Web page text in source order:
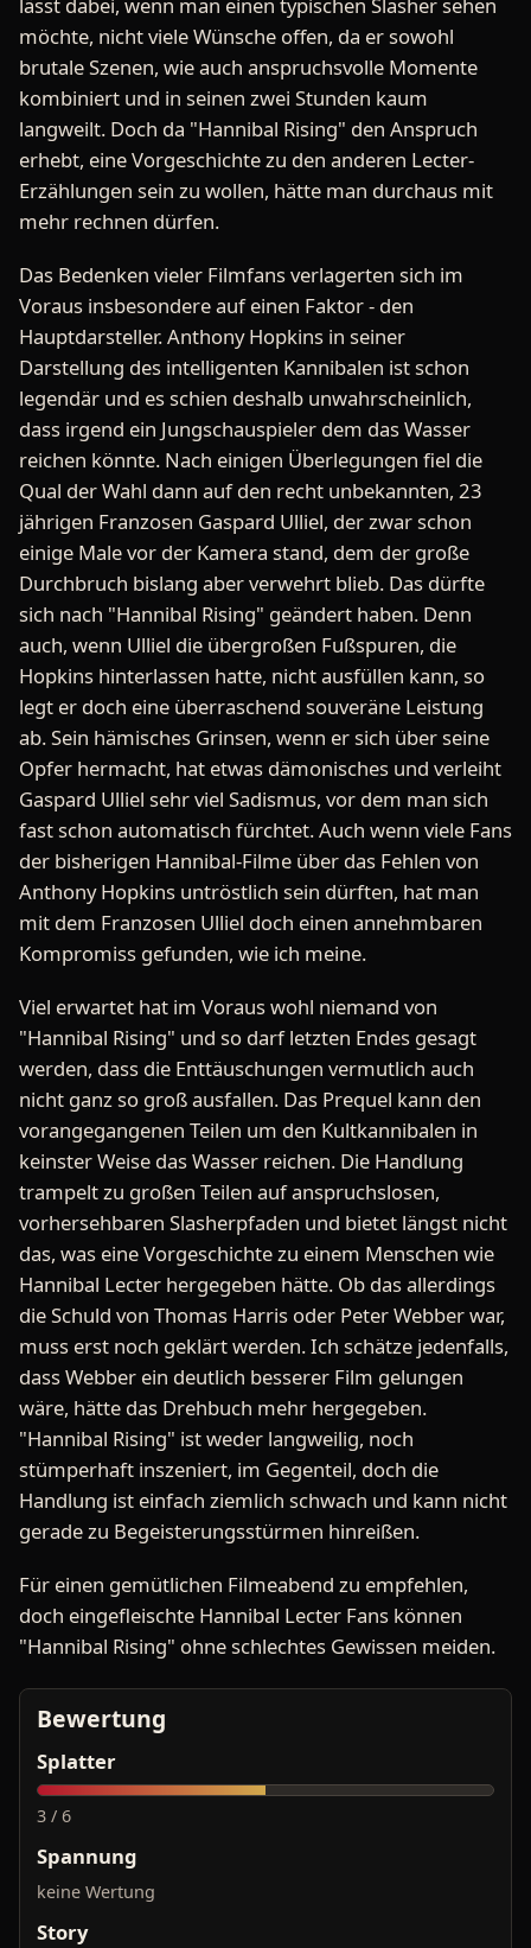
möchte, nicht viele Wünsche offen, da er sowohl
brutale Szenen, wie auch anspruchsvolle Momente
kombiniert und in seinen zwei Stunden kaum
langweilt. Doch da "Hannibal Rising" den Anspruch
erhebt, eine Vorgeschichte zu den anderen Lecter-
Erzählungen sein zu wollen, hätte man durchaus mit
mehr rechnen dürfen.
Das Bedenken vieler Filmfans verlagerten sich im
Voraus insbesondere auf einen Faktor - den
Hauptdarsteller. Anthony Hopkins in seiner
Darstellung des intelligenten Kannibalen ist schon
legendär und es schien deshalb unwahrscheinlich,
dass irgend ein Jungschauspieler dem das Wasser
reichen könnte. Nach einigen Überlegungen fiel die
Qual der Wahl dann auf den recht unbekannten, 23
jährigen Franzosen Gaspard Ulliel, der zwar schon
einige Male vor der Kamera stand, dem der große
Durchbruch bislang aber verwehrt blieb. Das dürfte
sich nach "Hannibal Rising" geändert haben. Denn
auch, wenn Ulliel die übergroßen Fußspuren, die
Hopkins hinterlassen hatte, nicht ausfüllen kann, so
legt er doch eine überraschend souveräne Leistung
ab. Sein hämisches Grinsen, wenn er sich über seine
Opfer hermacht, hat etwas dämonisches und verleiht
Gaspard Ulliel sehr viel Sadismus, vor dem man sich
fast schon automatisch fürchtet. Auch wenn viele Fans
der bisherigen Hannibal-Filme über das Fehlen von
Anthony Hopkins untröstlich sein dürften, hat man
mit dem Franzosen Ulliel doch einen annehmbaren
Kompromiss gefunden, wie ich meine.
Viel erwartet hat im Voraus wohl niemand von
"Hannibal Rising" und so darf letzten Endes gesagt
werden, dass die Enttäuschungen vermutlich auch
nicht ganz so groß ausfallen. Das Prequel kann den
vorangegangenen Teilen um den Kultkannibalen in
keinster Weise das Wasser reichen. Die Handlung
trampelt zu großen Teilen auf anspruchslosen,
vorhersehbaren Slasherpfaden und bietet längst nicht
das, was eine Vorgeschichte zu einem Menschen wie
Hannibal Lecter hergegeben hätte. Ob das allerdings
die Schuld von Thomas Harris oder Peter Webber war,
muss erst noch geklärt werden. Ich schätze jedenfalls,
dass Webber ein deutlich besserer Film gelungen
wäre, hätte das Drehbuch mehr hergegeben.
"Hannibal Rising" ist weder langweilig, noch
stümperhaft inszeniert, im Gegenteil, doch die
Handlung ist einfach ziemlich schwach und kann nicht
gerade zu Begeisterungsstürmen hinreißen.
Für einen gemütlichen Filmeabend zu empfehlen,
doch eingefleischte Hannibal Lecter Fans können
"Hannibal Rising" ohne schlechtes Gewissen meiden.
Bewertung
Splatter
3 / 6
Spannung
keine Wertung
Story